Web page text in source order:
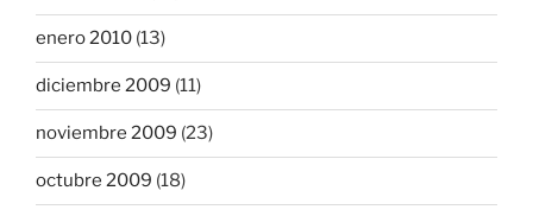
enero 2010 (13)
diciembre 2009 (11)
noviembre 2009 (23)
octubre 2009 (18)